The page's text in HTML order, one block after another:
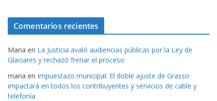
Comentarios recientes
Maria en La Justicia avaló audiencias públicas por la Ley de
Glaciares y rechazó frenar el proceso
maria en Impuestazo municipal: El doble ajuste de Grasso
impactará en todos los contribuyentes y servicios de cable y
telefonía